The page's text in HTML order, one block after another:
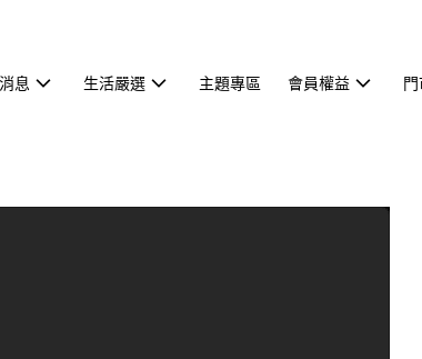
息 生活嚴選 主題專區 會員權益